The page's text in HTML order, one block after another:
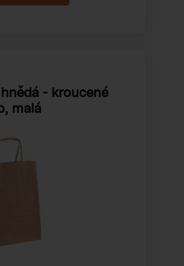
- kroucené
malá